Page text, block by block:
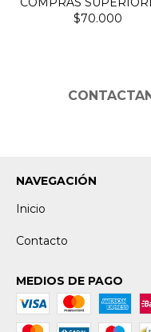
NAVEGACIÓN
Inicio
Contacto
MEDIOS DE PAGO